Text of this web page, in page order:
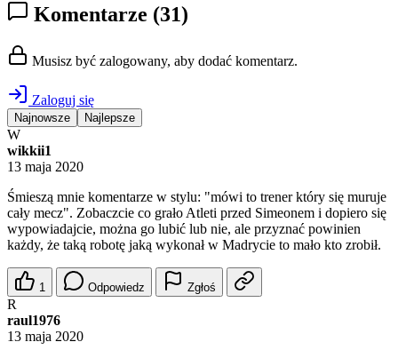
Komentarze (31)
Musisz być zalogowany, aby dodać komentarz.
Zaloguj się
Najnowsze Najlepsze
W
wikkii1
13 maja 2020
Śmieszą mnie komentarze w stylu: "mówi to trener który się muruje
cały mecz". Zobaczcie co grało Atleti przed Simeonem i dopiero się
wypowiadajcie, można go lubić lub nie, ale przyznać powinien
każdy, że taką robotę jaką wykonał w Madrycie to mało kto zrobił.
1 Odpowiedz Zgłoś
R
raul1976
13 maja 2020